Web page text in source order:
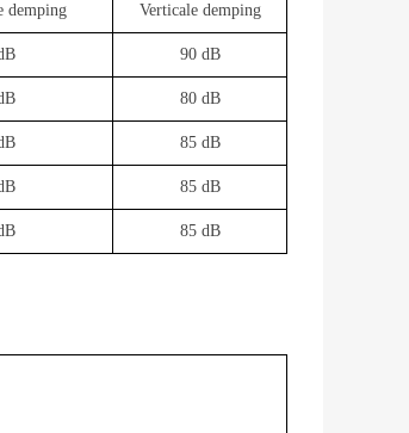
demping Verticale demping
90 dB
80 dB
85 dB
85 dB
85 dB